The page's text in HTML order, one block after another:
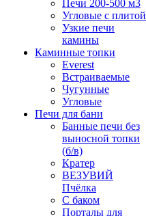
Печи 200-500 м3
Угловые с плитой
Узкие печи
камины
Каминные топки
Everest
Встраиваемые
Чугунные
Угловые
Печи для бани
Банные печи без
выносной топки
(б/в)
Кратер
ВЕЗУВИЙ
Пчёлка
С баком
Порталы для